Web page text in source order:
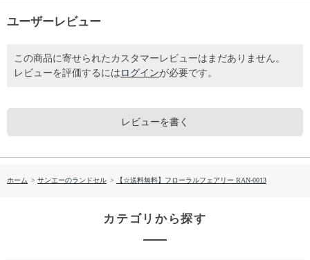
ユーザーレビュー
この商品に寄せられたカスタマーレビューはまだありません。
レビューを評価するには ログインが必要です。
レビューを書く
ホーム > サンエーのランドセル > 【☆送料無料】フローラルフェアリー RAN-0013
カテゴリから探す